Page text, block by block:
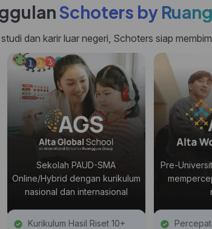
Schoters by
dan karir luar negeri, Schoters siap
Sekolah PAUD-SMA
Online/Hybrid dengan kurikulum
nasional dan internasional
Kurikulum Hasil Riset 10+
Pre-